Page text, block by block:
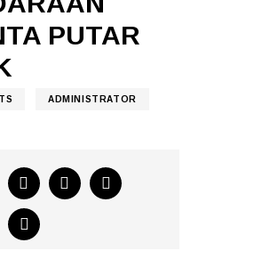
PUTAR
ADMINISTRATOR